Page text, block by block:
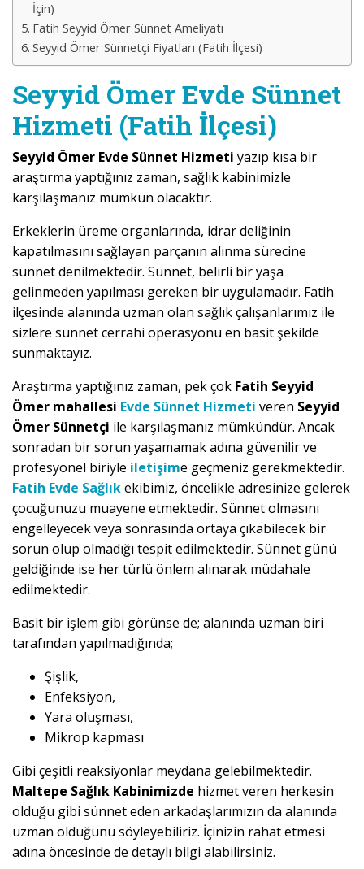
İçin)
Fatih Seyyid Ömer Sünnet Ameliyatı
Seyyid Ömer Sünnetçi Fiyatları (Fatih İlçesi)
Seyyid Ömer Evde Sünnet
Hizmeti (Fatih İlçesi)
Seyyid Ömer Evde Sünnet Hizmeti yazıp kısa bir
araştırma yaptığınız zaman, sağlık kabinimizle
karşılaşmanız mümkün olacaktır.
Erkeklerin üreme organlarında, idrar deliğinin
kapatılmasını sağlayan parçanın alınma sürecine
sünnet denilmektedir. Sünnet, belirli bir yaşa
gelinmeden yapılması gereken bir uygulamadır. Fatih
ilçesinde alanında uzman olan sağlık çalışanlarımız ile
sizlere sünnet cerrahi operasyonu en basit şekilde
sunmaktayız.
Araştırma yaptığınız zaman, pek çok Fatih Seyyid
Ömer mahallesi Evde Sünnet Hizmeti veren Seyyid
Ömer Sünnetçi ile karşılaşmanız mümkündür. Ancak
sonradan bir sorun yaşamamak adına güvenilir ve
profesyonel biriyle iletişime geçmeniz gerekmektedir.
Fatih Evde Sağlıkekibimiz, öncelikle adresinize gelerek
çocuğunuzu muayene etmektedir. Sünnet olmasını
engelleyecek veya sonrasında ortaya çıkabilecek bir
sorun olup olmadığı tespit edilmektedir. Sünnet günü
geldiğinde ise her türlü önlem alınarak müdahale
edilmektedir.
Basit bir işlem gibi görünse de; alanında uzman biri
tarafından yapılmadığında;
Şişlik,
Enfeksiyon,
Yara oluşması,
Mikrop kapması
Gibi çeşitli reaksiyonlar meydana gelebilmektedir.
Maltepe Sağlık Kabinimizde hizmet veren herkesin
olduğu gibi sünnet eden arkadaşlarımızın da alanında
uzman olduğunu söyleyebiliriz. İçinizin rahat etmesi
adına öncesinde de detaylı bilgi alabilirsiniz.